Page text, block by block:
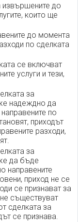
до
които ще
до момента
по сделката
се включват
услуги и тези,
за
надеждно да
по
приходът
разходи,
за
да бъде
направените
приход не се
се признават за
съществуват
сделката за
се признава.